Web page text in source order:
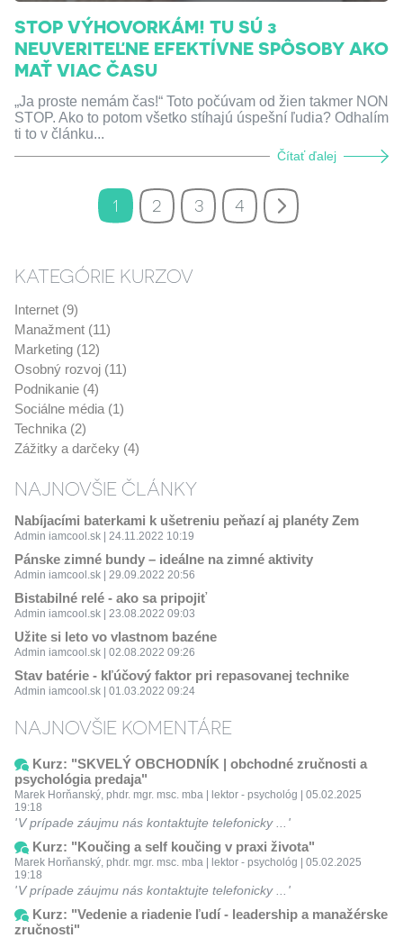
STOP VÝHOVORKÁM! TU SÚ 3
NEUVERITEĽNE EFEKTÍVNE SPÔSOBY AKO
MAŤ VIAC ČASU
„Ja proste nemám čas!“ Toto počúvam od žien takmer NON
STOP. Ako to potom všetko stíhajú úspešní ľudia? Odhalím
ti to v článku...
Čítať ďalej
1 2 3 4
KATEGÓRIE KURZOV
Internet (9)
Manažment (11)
Marketing (12)
Osobný rozvoj (11)
Podnikanie (4)
Sociálne média (1)
Technika (2)
Zážitky a darčeky (4)
NAJNOVŠIE ČLÁNKY
Nabíjacími baterkami k ušetreniu peňazí aj planéty Zem
Admin iamcool.sk | 24.11.2022 10:19
Pánske zimné bundy – ideálne na zimné aktivity
Admin iamcool.sk | 29.09.2022 20:56
Bistabilné relé - ako sa pripojiť
Admin iamcool.sk | 23.08.2022 09:03
Užite si leto vo vlastnom bazéne
Admin iamcool.sk | 02.08.2022 09:26
Stav batérie - kľúčový faktor pri repasovanej technike
Admin iamcool.sk | 01.03.2022 09:24
NAJNOVŠIE KOMENTÁRE
Kurz: "SKVELÝ OBCHODNÍK | obchodné zručnosti a
psychológia predaja"
Marek Horňanský, phdr. mgr. msc. mba | lektor - psychológ | 05.02.2025
19:18
V prípade záujmu nás kontaktujte telefonicky ...
Kurz: "Koučing a self koučing v praxi života"
Marek Horňanský, phdr. mgr. msc. mba | lektor - psychológ | 05.02.2025
19:18
V prípade záujmu nás kontaktujte telefonicky ...
Kurz: "Vedenie a riadenie ľudí - leadership a manažérske
zručnosti"